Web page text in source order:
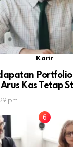
Karir
Arus Kas Tetap
pm